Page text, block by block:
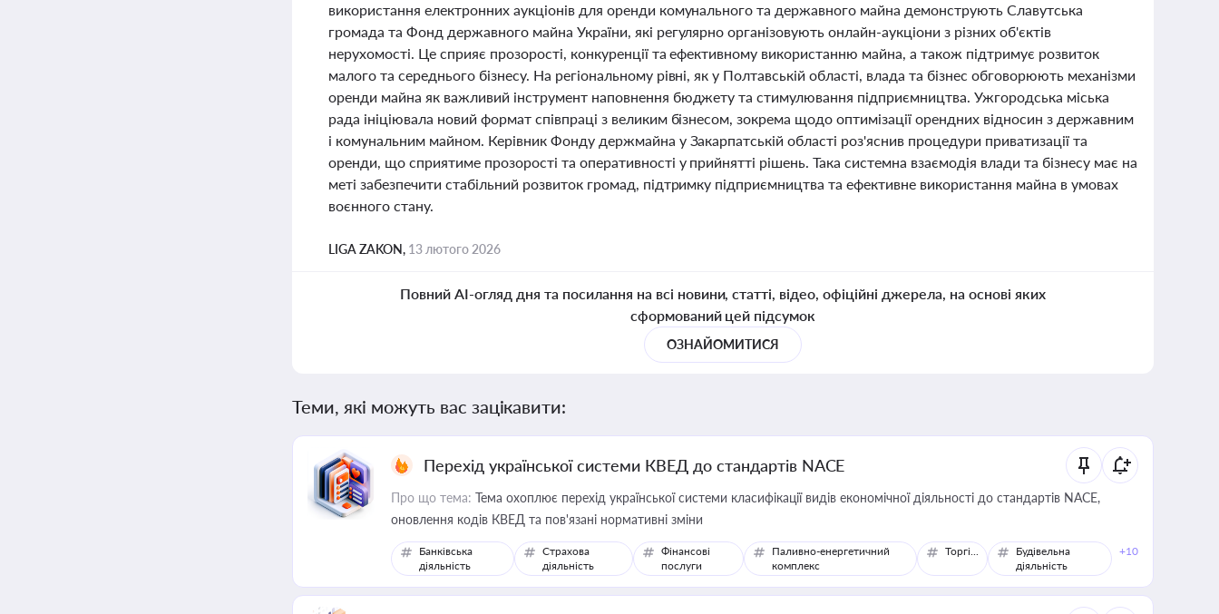
використання електронних аукціонів для оренди комунального та державного майна демонструють Славутська
громада та Фонд державного майна України, які регулярно організовують онлайн-аукціони з різних об'єктів
нерухомості. Це сприяє прозорості, конкуренції та ефективному використанню майна, а також підтримує розвиток
малого та середнього бізнесу. На регіональному рівні, як у Полтавській області, влада та бізнес обговорюють механізми
оренди майна як важливий інструмент наповнення бюджету та стимулювання підприємництва. Ужгородська міська
рада ініціювала новий формат співпраці з великим бізнесом, зокрема щодо оптимізації орендних відносин з державним
і комунальним майном. Керівник Фонду держмайна у Закарпатській області роз'яснив процедури приватизації та
оренди, що сприятиме прозорості та оперативності у прийнятті рішень. Така системна взаємодія влади та бізнесу має на
меті забезпечити стабільний розвиток громад, підтримку підприємництва та ефективне використання майна в умовах
воєнного стану.
LIGA ZAKON, 13 лютого 2026
Повний AI-огляд дня та посилання на всі новини, статті, відео, офіційні джерела, на основі яких
сформований цей підсумок
ОЗНАЙОМИТИСЯ
Теми, які можуть вас зацікавити:
Перехід української системи КВЕД до стандартів NACE
Про що тема: Тема охоплює перехід української системи класифікації видів економічної діяльності до стандартів NACE,
оновлення кодів КВЕД та пов'язані нормативні зміни
Банківська
діяльність
Страхова
діяльність
Фінансові
послуги
Паливно-енергетичний
комплекс
Торгівля
Будівельна
діяльність
+10